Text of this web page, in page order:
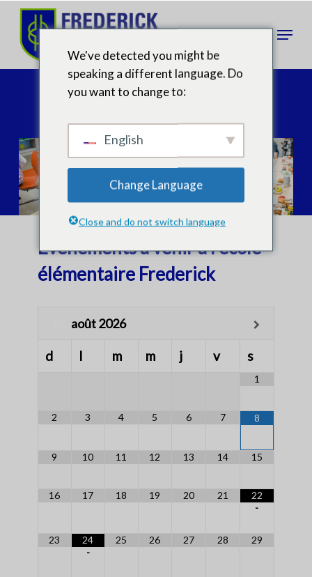
Skip
main
content
Menu
Calendrier
Événements à venir à l'école
élémentaire Frederick
août2026
d l m m j v s
1
2 3 4 5 6 7 8
9 10 11 12 13 14 15
16 17 18 19 20 21
22
-
23
24
-
25 26 27 28 29
We've detected you might be
speaking a different language. Do
you want to change to:
English
Change Language
Close and do not switch language